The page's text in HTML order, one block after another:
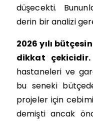
düşecekti.
derin bir analizi
2026 yılı
dikkat çekicidir.
hastaneleri ve
bu seneki
projeler için
demişti ancak